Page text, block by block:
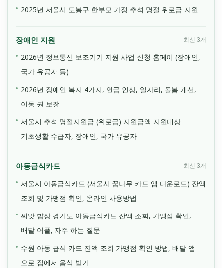
2025년 서울시 도봉구 한부모 가정 추석 명절 위로금 지원
장애인 지원 최신 3개
2026년 정보통신 보조기기 지원 사업 신청 홈페이 (장애인,
국가 유공자 등)
2026년 장애인 복지 4가지, 연금 인상, 일자리, 돌봄 개선,
이동 권 보장
서울시 추석 명절지원금 (위로금) 지원금액 지원대상
기초생활 수급자, 장애인, 국가 유공자
아동급식카드 최신 3개
서울시 아동급식카드 (서울시 꿈나무 카드 앱 다운로드) 잔액
조회 및 가맹점 확인, 온라인 사용방법
씨앗 밥상 경기도 아동급식카드 잔액 조회, 가맹점 확인,
배달 어플, 자주 하는 질문
수원 아동 급식 카드 잔액 조회 가맹점 확인 방법, 배달 앱
으로 집에서 음식 받기